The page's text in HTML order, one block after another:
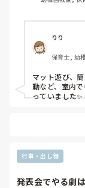
りり
保育士, 幼
マット遊び、
動など、室内
っていました✨
行事・出し物
発表会でやる劇